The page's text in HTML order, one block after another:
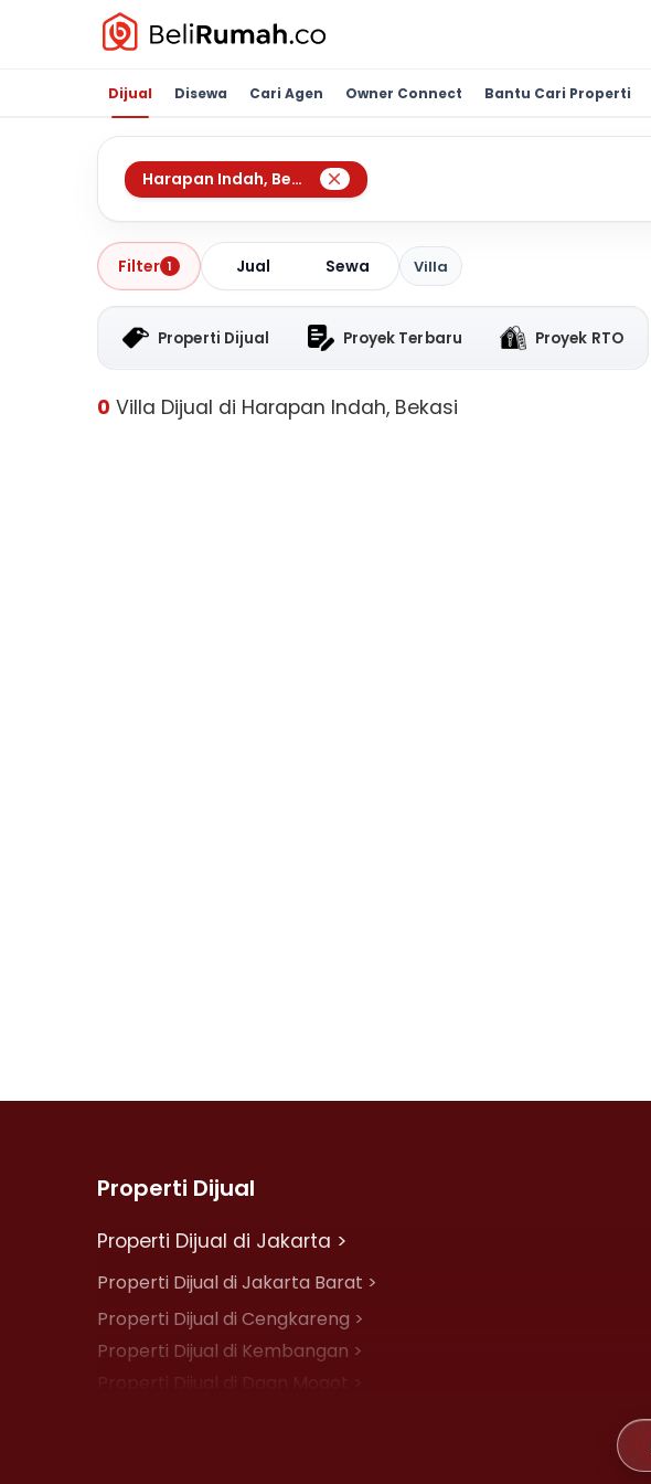
Dijual Disewa Cari Agen Owner Connect Bantu Cari Properti
Harapan Indah, Bekasi
Filter 1 Jual Sewa Villa
Properti Dijual Proyek Terbaru Proyek RTO
0 Villa Dijual di Harapan Indah, Bekasi
Properti Dijual
Properti Dijual di Jakarta >
Properti Dijual di Jakarta Barat >
Properti Dijual di Cengkareng >
Properti Dijual di Kembangan >
Properti Dijual di Daan Mogot >